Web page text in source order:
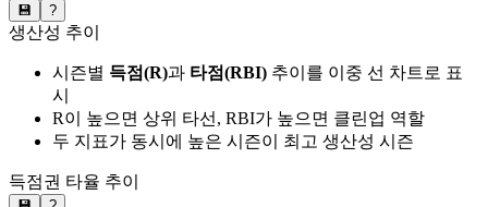
💾 ?
생산성 추이
시즌별 득점(R)과 타점(RBI) 추이를 이중 선 차트로 표
시
R이 높으면 상위 타선, RBI가 높으면 클린업 역할
두 지표가 동시에 높은 시즌이 최고 생산성 시즌
득점권 타율 추이